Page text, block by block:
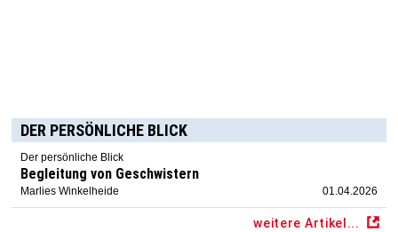
DER PERSÖNLICHE BLICK
Der persönliche Blick
Begleitung von Geschwistern
Marlies Winkelheide 01.04.2026
weitere Artikel...